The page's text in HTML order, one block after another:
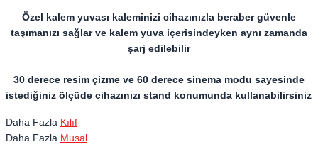
Özel kalem yuvası kaleminizi cihazınızla beraber güvenle
taşımanızı sağlar ve kalem yuva içerisindeyken aynı zamanda
şarj edilebilir
30 derece resim çizme ve 60 derece sinema modu sayesinde
istediğiniz ölçüde cihazınızı stand konumunda kullanabilirsiniz
Daha Fazla Kılıf
Daha Fazla Musal